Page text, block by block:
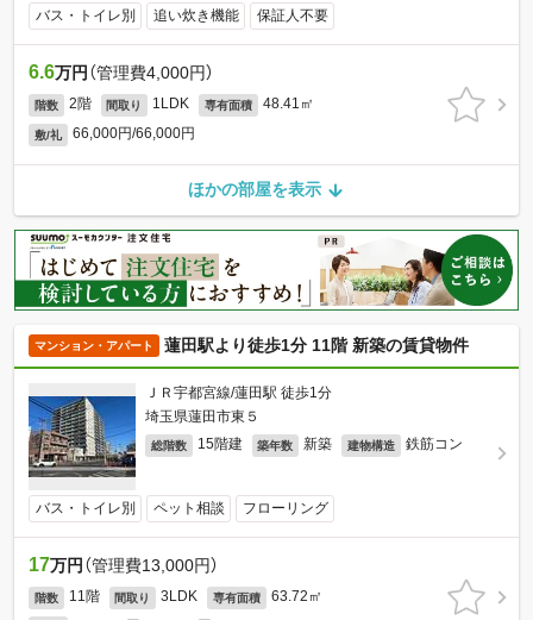
バス・トイレ別 追い炊き機能 保証人不要
6.6万円 （管理費4,000円）
階数 2階 間取り 1LDK 専有面積 48.41㎡
敷/礼 66,000円/66,000円
ほかの部屋を表示
マンション・アパート 蓮田駅より徒歩1分 11階 新築の賃貸物件
ＪＲ宇都宮線/蓮田駅 徒歩1分
埼玉県蓮田市東５
総階数 15階建 築年数 新築 建物構造 鉄筋コン
バス・トイレ別 ペット相談 フローリング
17万円 （管理費13,000円）
階数 11階 間取り 3LDK 専有面積
63.72㎡